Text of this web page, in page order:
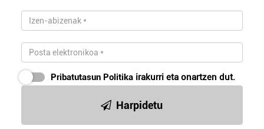
Pribatutasun Politika irakurri eta onartzen dut.
Harpidetu